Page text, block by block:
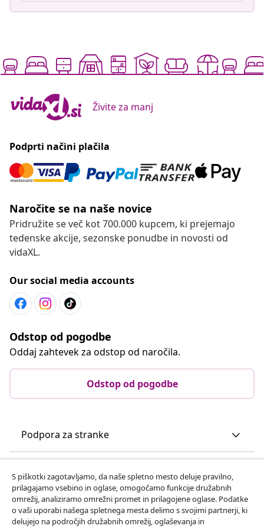
Živite za manj
Podprti načini plačila
Naročite se na naše novice
Pridružite se več kot 700.000 kupcem, ki prejemajo
tedenske akcije, sezonske ponudbe in novosti od
vidaXL.
Our social media accounts
Odstop od pogodbe
Oddaj zahtevek za odstop od naročila.
Odstop od pogodbe
Podpora za stranke
vidaXL
S piškotki zagotavljamo, da naše spletno mesto deluje pravilno,
prilagajamo vsebino in oglase, omogočamo funkcije družabnih
omrežij, analiziramo omrežni promet in prilagojene oglase. Podatke
o vaši uporabi našega spletnega mesta delimo s svojimi partnerji, ki
delujejo na področjih družabnih omrežij, oglaševanja in